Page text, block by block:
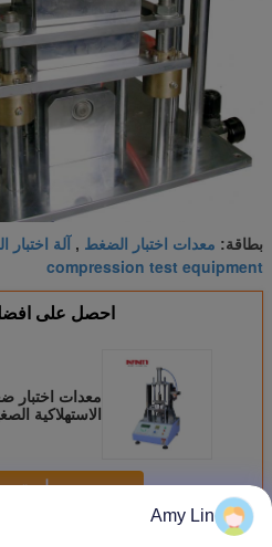
بطاقة: معدات اختبار الضغط , آلة
compression test equipment
احصل على
معدات اختبار
الاستهلاكية
استمر
Amy Lin